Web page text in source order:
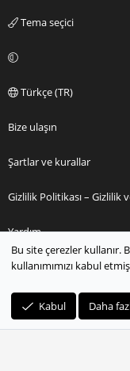
Tema seçici
Türkçe (TR)
Bize ulaşın
Şartlar ve kurallar
Gizlilik Politikası – Gizlilik
Yardım
Ana sayfa
S
S
Bu site çerezler kullanır.
kullanımımızı kabul
Kabul Daha